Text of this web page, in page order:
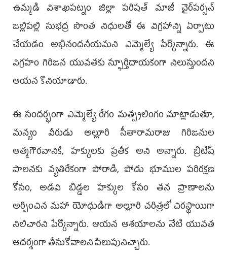
ఉమ్మడి విశాఖపట్నం జిల్లా పరిషత్ మాజీ చైర్‌పర్సన్
జల్లిపల్లి సుభద్ర సొంత నిధులతో ఈ విగ్రహాన్ని ఏర్పాటు
చేయడం అభినందనీయమని ఎమ్మెల్యే పేర్కొన్నారు. ఈ
విగ్రహం గిరిజన యువతకు స్ఫూర్తిదాయకంగా నిలుస్తుందని
ఆయన కొనియాడారు.
ఈ సందర్భంగా ఎమ్మెల్యే రేగం మత్స్యలింగం మాట్లాడుతూ,
మన్యం వీరుడు అల్లూరి సీతారామరాజు గిరిజనుల
ఆత్మగౌరవానికి, హక్కులకు ప్రతీక అని అన్నారు. బ్రిటిష్
పాలనకు వ్యతిరేకంగా పోరాడి, పోడు భూముల పరిరక్షణ
కోసం, అడవి బిడ్డల హక్కుల కోసం తన ప్రాణాలను
అర్పించిన మహా యోధుడిగా అల్లూరి చరిత్రలో చిరస్థాయిగా
నిలిచారని పేర్కొన్నారు. ఆయన ఆశయాలను నేటి యువత
ఆదర్శంగా తీసుకోవాలని పిలుపునిచ్చారు.